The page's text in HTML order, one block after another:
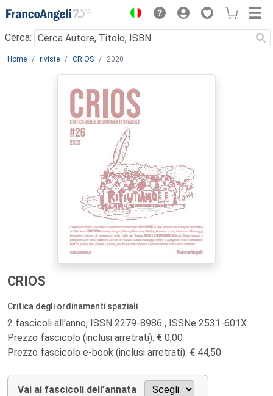
Menu
Cerca:
Main content
Home riviste CRIOS 2020
CRIOS
Critica degli ordinamenti spaziali
2 fascicoli all'anno, ISSN 2279-8986 , ISSNe 2531-601X
Prezzo fascicolo (inclusi arretrati): € 0,00
Prezzo fascicolo e-book (inclusi arretrati): € 44,50
Vai ai fascicoli dell’annata